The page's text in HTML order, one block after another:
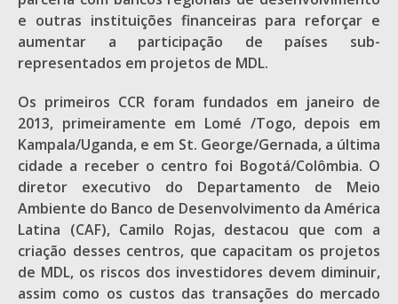
e outras instituições financeiras para reforçar e
aumentar a participação de países sub-
representados em projetos de MDL.
Os primeiros CCR foram fundados em janeiro de
2013, primeiramente em Lomé /Togo, depois em
Kampala/Uganda, e em St. George/Gernada, a última
cidade a receber o centro foi Bogotá/Colômbia. O
diretor executivo do Departamento de Meio
Ambiente do Banco de Desenvolvimento da América
Latina (CAF), Camilo Rojas, destacou que com a
criação desses centros, que capacitam os projetos
de MDL, os riscos dos investidores devem diminuir,
assim como os custos das transações do mercado